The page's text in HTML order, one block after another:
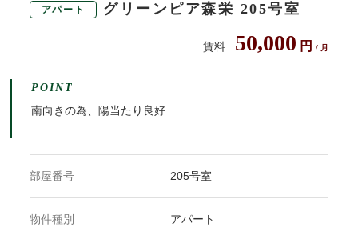
アパート グリーンピア森栄 205号室
賃料 50,000 円 / 月
POINT
南向きの為、陽当たり良好
部屋番号 205号室
物件種別 アパート